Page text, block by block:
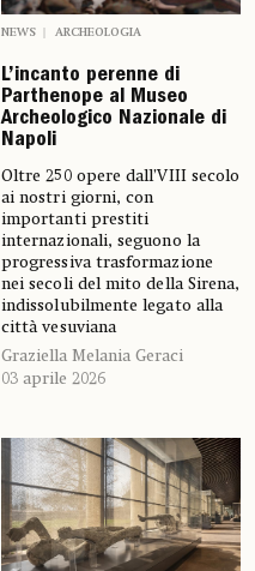
NEWS ARCHEOLOGIA
L’incanto perenne di
Parthenope al Museo
Archeologico Nazionale di
Napoli
Oltre 250 opere dall’VIII secolo
ai nostri giorni, con
importanti prestiti
internazionali, seguono la
progressiva trasformazione
nei secoli del mito della Sirena,
indissolubilmente legato alla
città vesuviana
Graziella Melania Geraci
03 aprile 2026